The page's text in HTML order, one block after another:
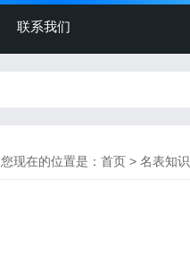
联系我们
您现在的位置是： 首页 > 名表知识